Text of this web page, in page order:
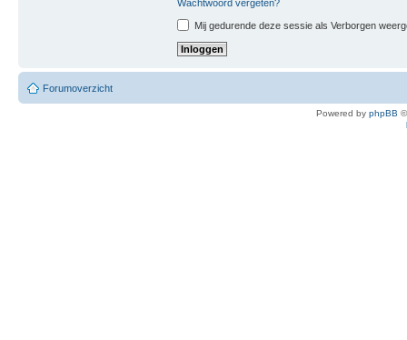
Wachtwoord vergeten?
Mij gedurende deze sessie als Verborgen
Forumoverzicht
Powered by phpBB